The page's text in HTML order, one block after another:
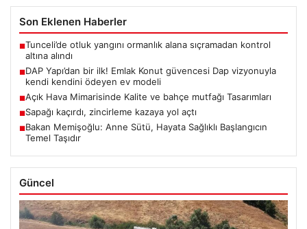
Son Eklenen Haberler
■Tunceli’de otluk yangını ormanlık alana sıçramadan kontrol
altına alındı
■DAP Yapı’dan bir ilk! Emlak Konut güvencesi Dap vizyonuyla
kendi kendini ödeyen ev modeli
■Açık Hava Mimarisinde Kalite ve bahçe mutfağı Tasarımları
■Sapağı kaçırdı, zincirleme kazaya yol açtı
■Bakan Memişoğlu: Anne Sütü, Hayata Sağlıklı Başlangıcın
Temel Taşıdır
Güncel